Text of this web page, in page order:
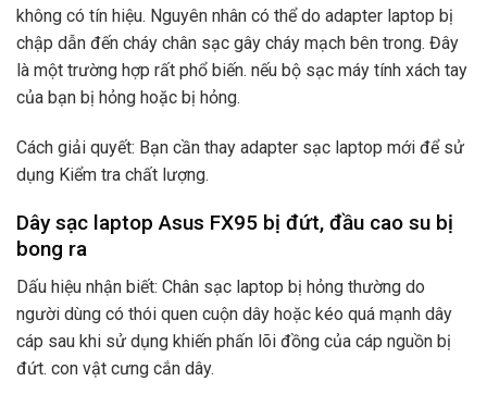
không có tín hiệu. Nguyên nhân có thể do adapter laptop bị
chập dẫn đến cháy chân sạc gây cháy mạch bên trong. Đây
là một trường hợp rất phổ biến. nếu bộ sạc máy tính xách tay
của bạn bị hỏng hoặc bị hỏng.
Cách giải quyết: Bạn cần thay adapter sạc laptop mới để sử
dụng Kiểm tra chất lượng.
Dây sạc laptop Asus FX95 bị đứt, đầu cao su bị
bong ra
Dấu hiệu nhận biết: Chân sạc laptop bị hỏng thường do
người dùng có thói quen cuộn dây hoặc kéo quá mạnh dây
cáp sau khi sử dụng khiến phấn lõi đồng của cáp nguồn bị
đứt. con vật cưng cắn dây.